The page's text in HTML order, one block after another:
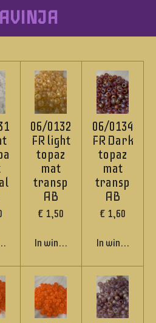
06/0132
FR light
topaz
mat
transp
AB
€ 1,50
In winkelwagen
06/0134
FR Dark
topaz
mat
transp
AB
€ 1,60
In